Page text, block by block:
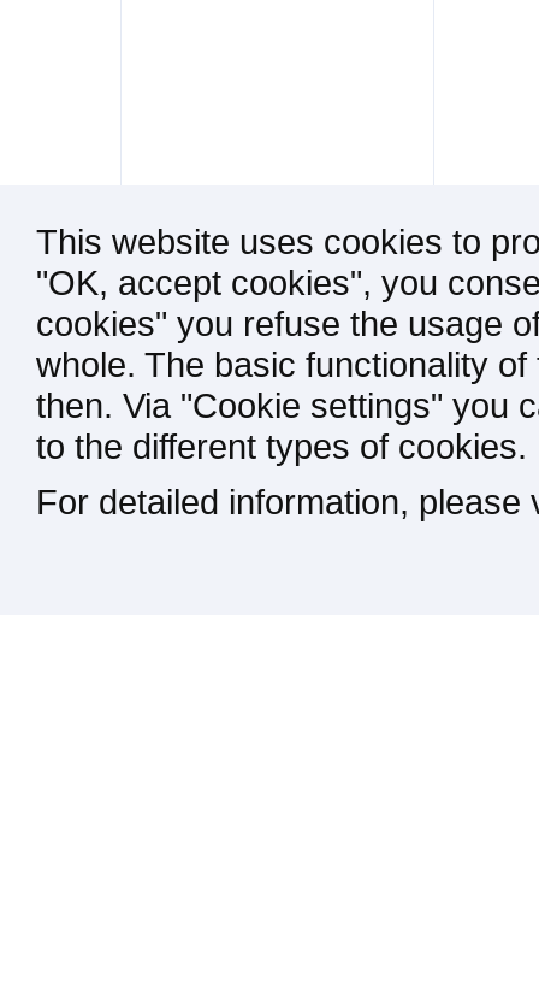
This website uses cookies to
"OK, accept cookies", you
cookies" you refuse the usage
whole. The basic functionality
then. Via "Cookie settings" you
to the different types of cookies.
For detailed information,